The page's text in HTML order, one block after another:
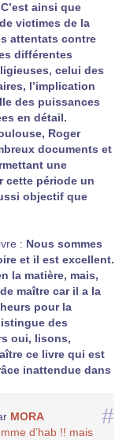
ainsi que
victimes de la
attentats contre
différentes
celui des
l’implication
des puissances
en détail.
Roger
documents et
une
cette période un
objectif que
: Nous sommes
et il est excellent.
la matière, mais,
maître car il a la
pour la
des
oui, lisons,
ce livre qui est
inattendue dans
pas au
#
MORA
d’hab !! mais